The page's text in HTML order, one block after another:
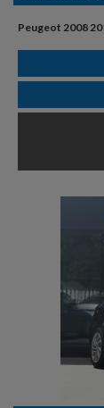
Peugeot 2008